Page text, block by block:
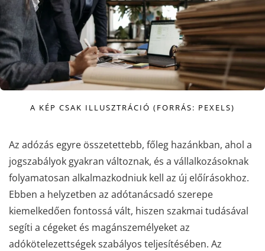
A KÉP CSAK ILLUSZTRÁCIÓ (FORRÁS: PEXELS)
Az adózás egyre összetettebb, főleg hazánkban, ahol a
jogszabályok gyakran változnak, és a vállalkozásoknak
folyamatosan alkalmazkodniuk kell az új előírásokhoz.
Ebben a helyzetben az adótanácsadó szerepe
kiemelkedően fontossá vált, hiszen szakmai tudásával
segíti a cégeket és magánszemélyeket az
adókötelezettségek szabályos teljesítésében. Az